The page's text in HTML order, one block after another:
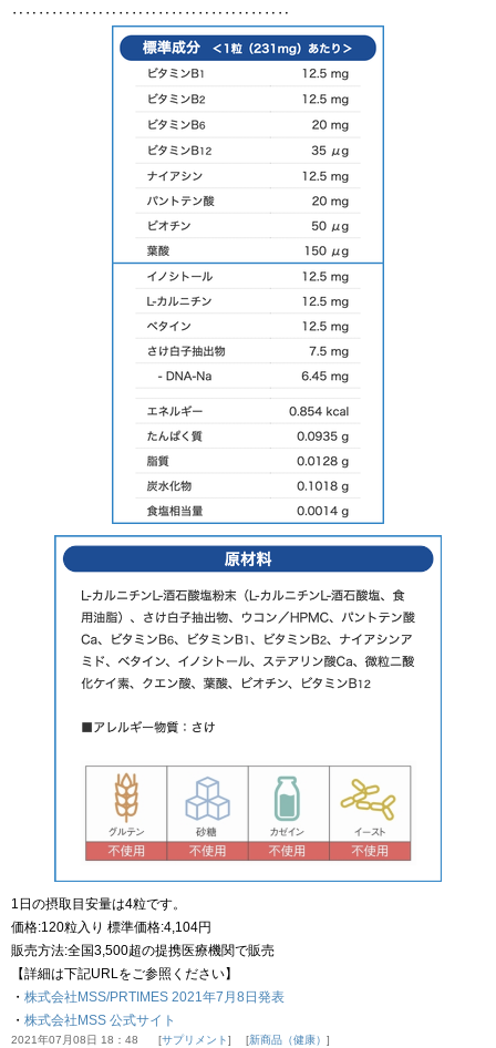
‥‥‥‥‥‥‥‥‥‥‥‥‥‥‥‥‥‥‥‥‥
1日の摂取目安量は4粒です。
価格:120粒入り 標準価格:4,104円
販売方法:全国3,500超の提携医療機関で販売
【詳細は下記URLをご参照ください】
・ 株式会社MSS/PRTIMES 2021年7月8日発表
・ 株式会社MSS 公式サイト
2021年07月08日 18：48 サプリメント 新商品（健康）